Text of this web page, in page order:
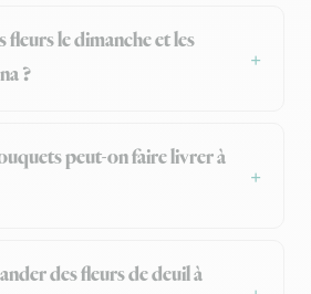
le dimanche et les
?
peut-on faire livrer à
des fleurs de deuil à